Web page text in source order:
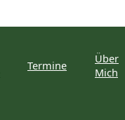
Termine
Über
Mich